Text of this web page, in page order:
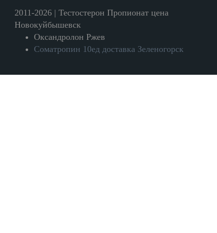
2011-2026 | Тестостерон Пропионат цена
Новокуйбышевск
Оксандролон Ржев
Cоматропин 10ед доставка Зеленогорск